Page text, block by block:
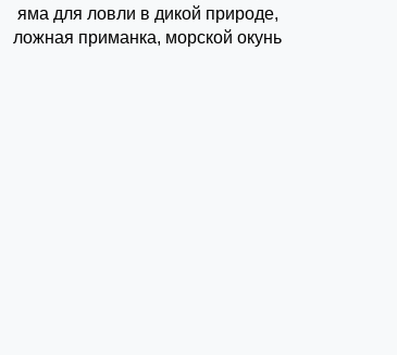
яма для ловли в дикой природе,
ложная приманка, морской окунь